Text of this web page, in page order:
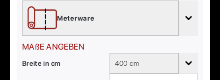
Meterware
MAßE ANGEBEN
Breite in cm 400 cm